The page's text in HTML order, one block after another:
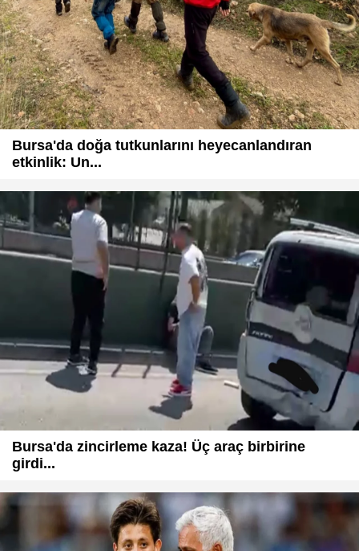
Bursa'da doğa tutkunlarını heyecanlandıran
etkinlik: Un...
Bursa'da zincirleme kaza! Üç araç birbirine
girdi...